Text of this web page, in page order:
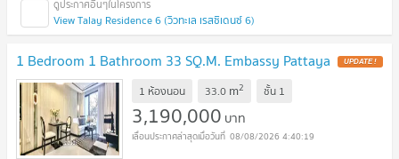
View Talay Residence 6 (วิวทะเล เรสซิเดนซ์ 6)
1 Bedroom 1 Bathroom 33 SQ.M. Embassy Pattaya UPDATE !
1 ห้องนอน 33.0 m2 ชั้น 1
3,190,000 บาท
08/08/2026 4:40:19